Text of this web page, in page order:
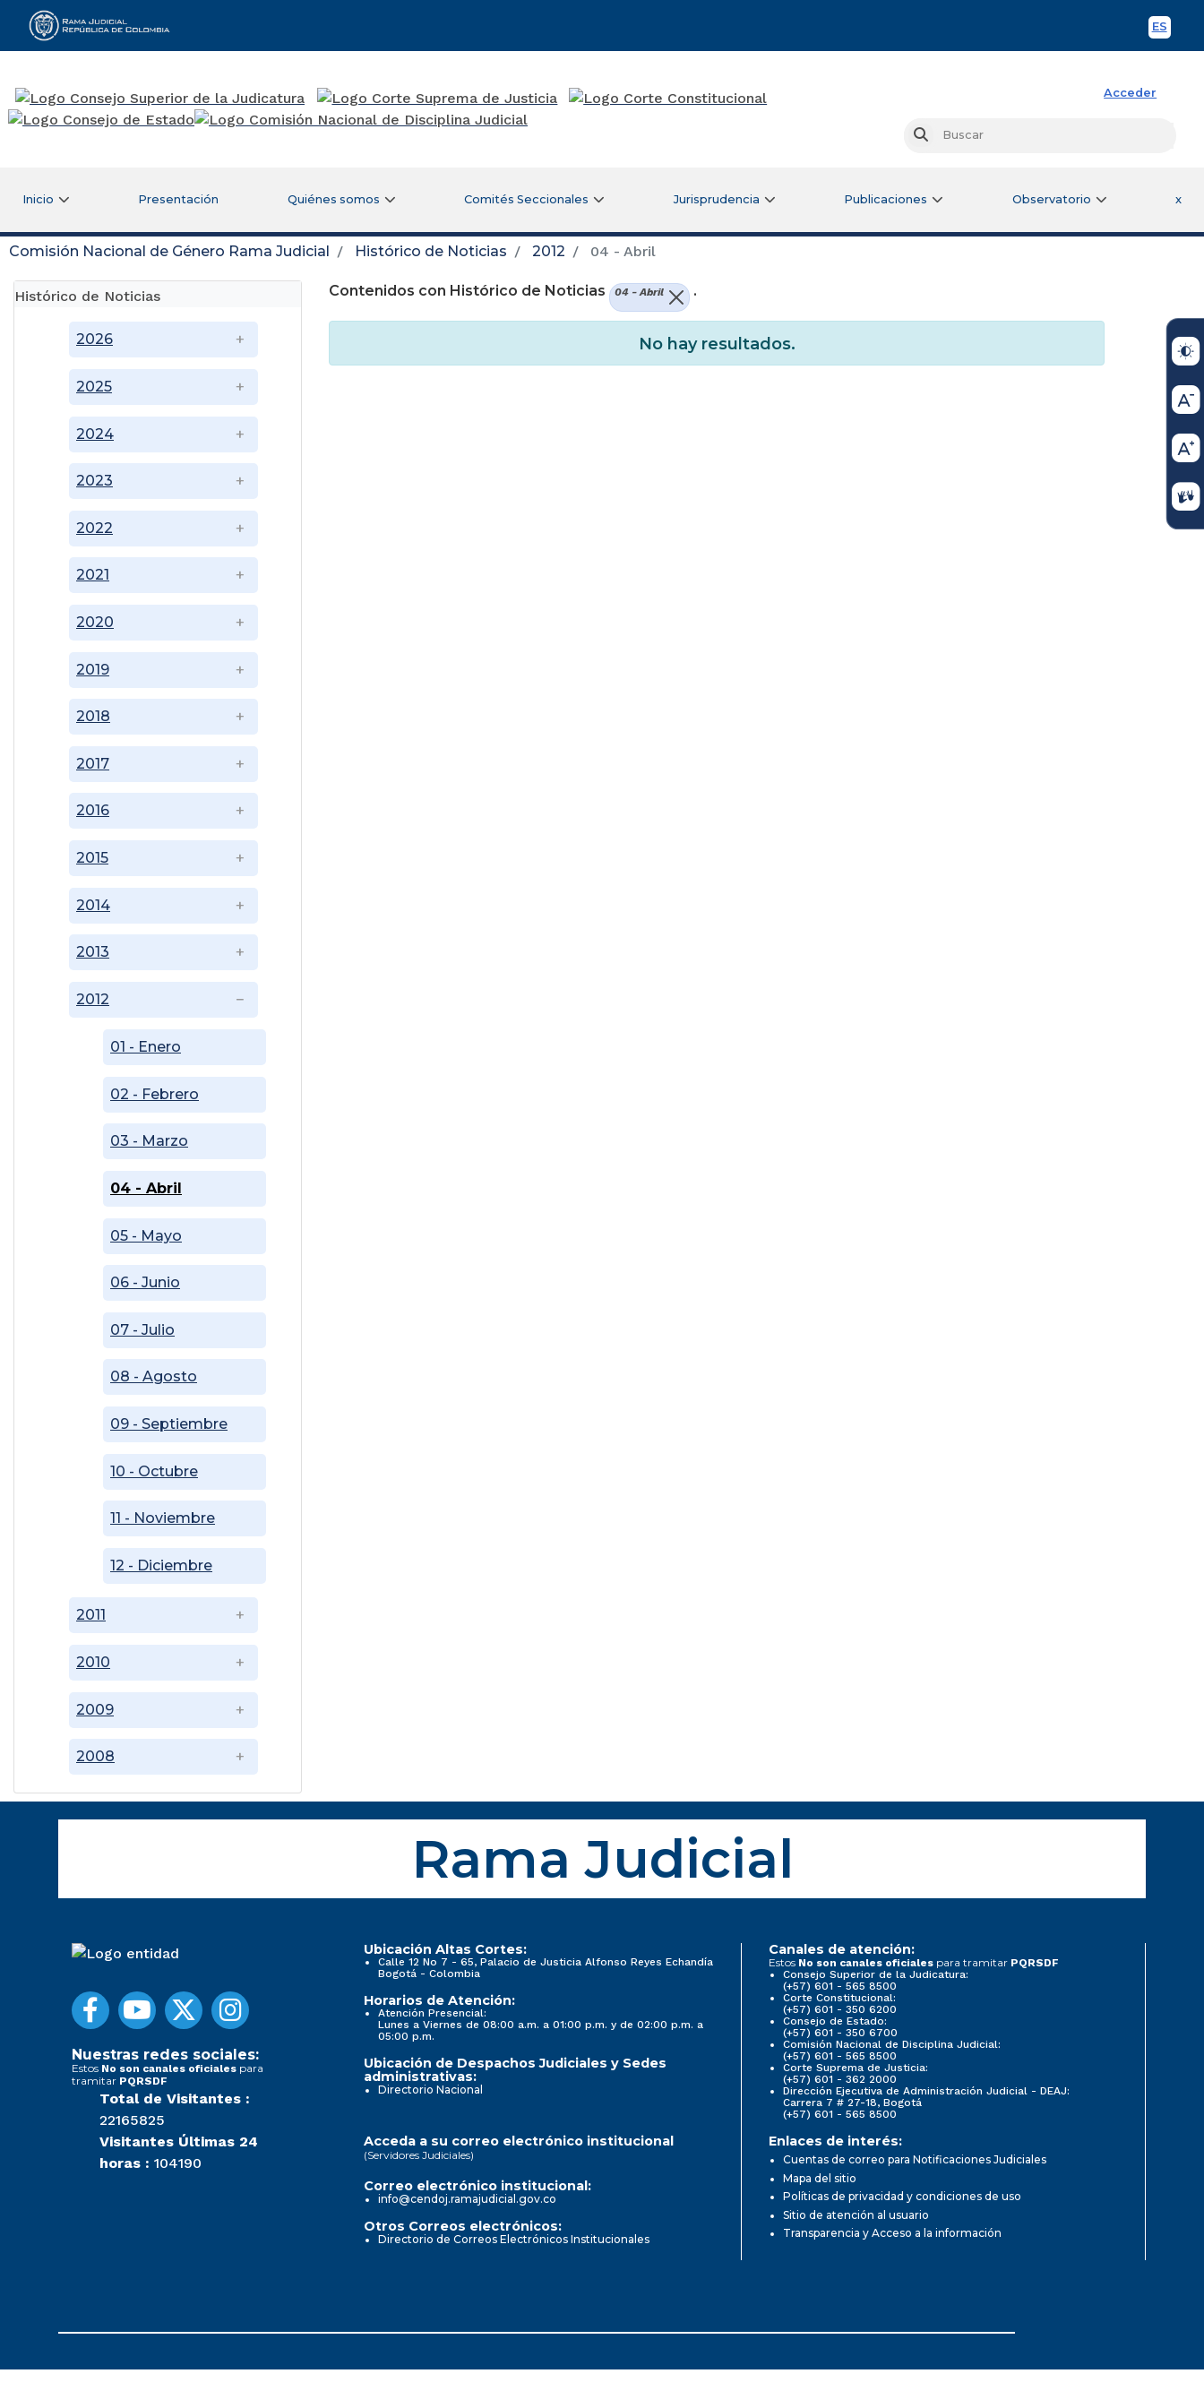
ES
Rama Judicial
Acceder
Buscar
Inicio Presentación Quiénes somos Comités Seccionales Jurisprudencia Publicaciones Observatorio x
Comisión Nacional de Género Rama Judicial Histórico de Noticias 2012 04 - Abril
Histórico de Noticias
2008
2009
2010
2011
2012
01 - Enero
02 - Febrero
03 - Marzo
04 - Abril
05 - Mayo
06 - Junio
07 - Julio
08 - Agosto
09 - Septiembre
10 - Octubre
11 - Noviembre
12 - Diciembre
2013
2014
2015
2016
2017
2018
2019
2020
2021
2022
2023
2024
2025
2026
Contenidos con Histórico de Noticias 04 - Abril .
No hay resultados.
Rama Judicial
Nuestras redes sociales:
Estos No son canales oficiales para
tramitar PQRSDF
Total de Visitantes :
22165825
Visitantes Últimas 24
horas : 104190
Ubicación Altas Cortes:
Calle 12 No 7 - 65, Palacio de Justicia Alfonso Reyes Echandía
Bogotá - Colombia
Horarios de Atención:
Atención Presencial:
Lunes a Viernes de 08:00 a.m. a 01:00 p.m. y de 02:00 p.m. a
05:00 p.m.
Ubicación de Despachos Judiciales y Sedes
administrativas:
Directorio Nacional
Canales de atención:
Estos No son canales oficiales para tramitar PQRSDF
Consejo Superior de la Judicatura:
(+57) 601 - 565 8500
Corte Constitucional:
(+57) 601 - 350 6200
Consejo de Estado:
(+57) 601 - 350 6700
Comisión Nacional de Disciplina Judicial:
(+57) 601 - 565 8500
Corte Suprema de Justicia:
(+57) 601 - 362 2000
Dirección Ejecutiva de Administración Judicial - DEAJ:
Carrera 7 # 27-18, Bogotá
(+57) 601 - 565 8500
Acceda a su correo electrónico institucional
(Servidores Judiciales)
Correo electrónico institucional:
info@cendoj.ramajudicial.gov.co
Otros Correos electrónicos:
Directorio de Correos Electrónicos Institucionales
Enlaces de interés:
Cuentas de correo para Notificaciones Judiciales
Mapa del sitio
Políticas de privacidad y condiciones de uso
Sitio de atención al usuario
Transparencia y Acceso a la información